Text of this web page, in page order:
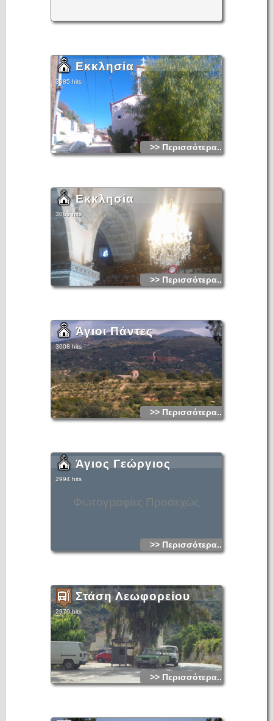
Εκκλησία
3085 hits
>> Περισσότερα...
Εκκλησία
3065 hits
>> Περισσότερα...
Άγιοι Πάντες
3008 hits
>> Περισσότερα...
Φωτογραφίες Προσεχώς
Άγιος Γεώργιος
2994 hits
>> Περισσότερα...
Στάση Λεωφορείου
2979 hits
>> Περισσότερα...